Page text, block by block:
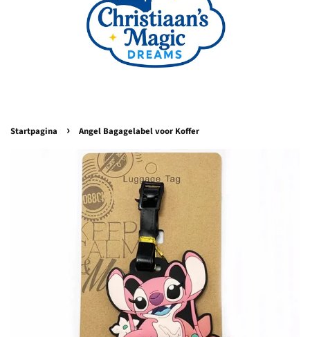
Startpagina › Angel Bagagelabel voor Koffer